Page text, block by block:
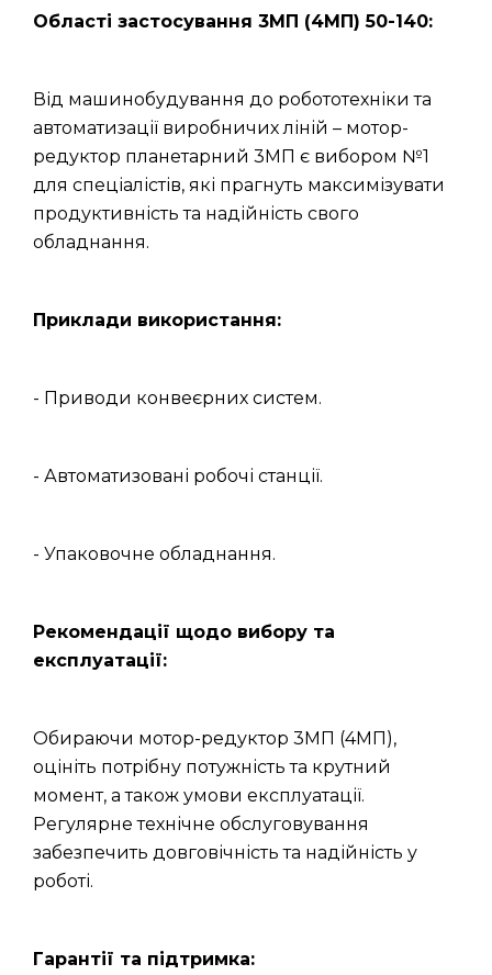
Області застосування 3МП (4МП) 50-140:
Від машинобудування до робототехніки та
автоматизації виробничих ліній – мотор-
редуктор планетарний 3МП є вибором №1
для спеціалістів, які прагнуть максимізувати
продуктивність та надійність свого
обладнання.
Приклади використання:
- Приводи конвеєрних систем.
- Автоматизовані робочі станції.
- Упаковочне обладнання.
Рекомендації щодо вибору та
експлуатації:
Обираючи мотор-редуктор 3МП (4МП),
оцініть потрібну потужність та крутний
момент, а також умови експлуатації.
Регулярне технічне обслуговування
забезпечить довговічність та надійність у
роботі.
Гарантії та підтримка: